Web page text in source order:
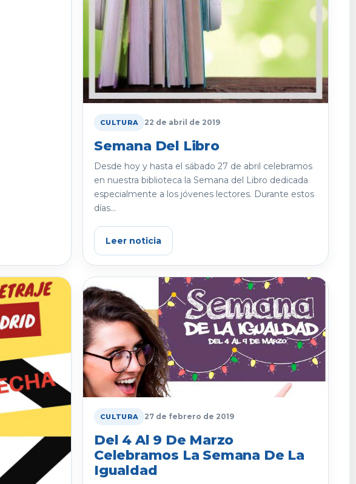
CULTURA 22 de abril de 2019
Semana Del Libro
Desde hoy y hasta el sábado 27 de abril celebramos
en nuestra biblioteca la Semana del Libro dedicada
especialmente a los jóvenes lectores. Durante estos
días...
Leer noticia
CULTURA 27 de febrero de 2019
Del 4 Al 9 De Marzo
Celebramos La Semana De La
Igualdad